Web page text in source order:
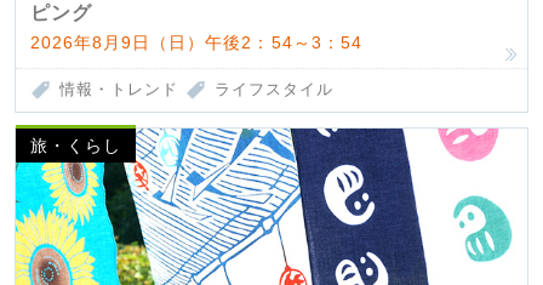
ピング
2026年8月9日（日）午後2：54～3：54
情報・トレンド ライフスタイル
旅・くらし